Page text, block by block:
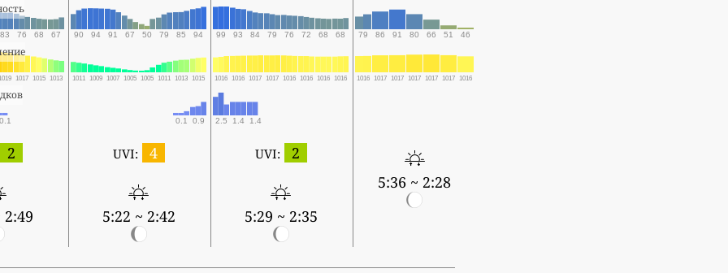
83 76 68 67 90 94 91 67 50 79 85 94 99 93 84 79 76 72 68 68 79 86 91 80 66 51 46
1017 1015 1013 1011 1009 1007 1005 1005 1011 1013 1015 1016 1016 1017 1017 1016 1016 1016 1016 1016 1017 1017 1017 1017 1017 1016
0.1 0.9 2.5 1.4 1.4
2
2:49
UVI: 4
5:22 ~ 2:42
UVI: 2
5:29 ~ 2:35
5:36 ~ 2:28